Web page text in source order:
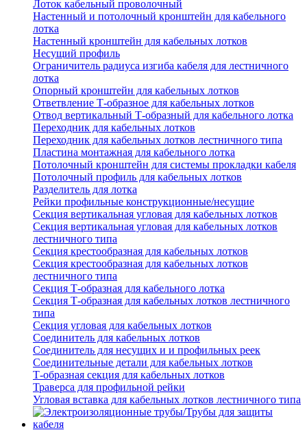
Лоток кабельный проволочный
Настенный и потолочный кронштейн для кабельного
лотка
Настенный кронштейн для кабельных лотков
Несущий профиль
Ограничитель радиуса изгиба кабеля для лестничного
лотка
Опорный кронштейн для кабельных лотков
Ответвление Т-образное для кабельных лотков
Отвод вертикальный Т-образный для кабельного лотка
Переходник для кабельных лотков
Переходник для кабельных лотков лестничного типа
Пластина монтажная для кабельного лотка
Потолочный кронштейн для системы прокладки кабеля
Потолочный профиль для кабельных лотков
Разделитель для лотка
Рейки профильные конструкционные/несущие
Секция вертикальная угловая для кабельных лотков
Секция вертикальная угловая для кабельных лотков
лестничного типа
Секция крестообразная для кабельных лотков
Секция крестообразная для кабельных лотков
лестничного типа
Секция Т-образная для кабельного лотка
Секция Т-образная для кабельных лотков лестничного
типа
Секция угловая для кабельных лотков
Соединитель для кабельных лотков
Соединитель для несущих и и профильных реек
Соединительные детали для кабельных лотков
Т-образная секция для кабельных лотков
Траверса для профильной рейки
Угловая вставка для кабельных лотков лестничного типа